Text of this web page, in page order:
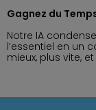
Gagnez du
Notre IA
l’essentiel en un
mieux, plus vite,